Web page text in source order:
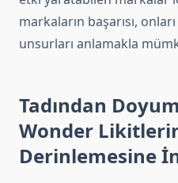
markaların başarısı, onları
unsurları anlamakla
Tadından
Wonder
Derinlemesine